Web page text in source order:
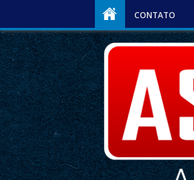
CONTATO